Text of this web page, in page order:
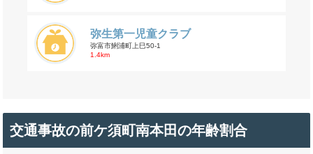
弥生第一児童クラブ
弥富市鯏浦町上巳50-1
1.4km
交通事故の前ケ須町南本田の年齢割合